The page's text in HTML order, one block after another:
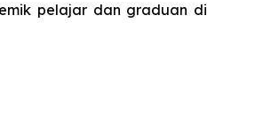
pelajar dan graduan di